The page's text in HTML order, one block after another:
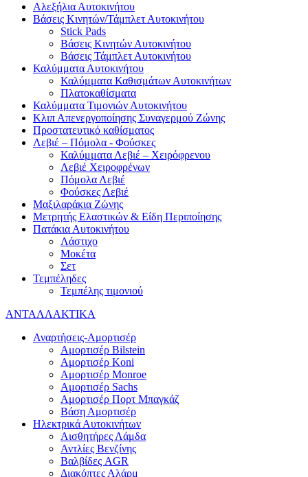
Αλεξήλια Αυτοκινήτου
Βάσεις Κινητών/Τάμπλετ Αυτοκινήτου
Stick Pads
Βάσεις Κινητών Αυτοκινήτου
Βάσεις Τάμπλετ Αυτοκινήτου
Καλύμματα Αυτοκινήτου
Καλύμματα Καθισμάτων Αυτοκινήτων
Πλατοκαθίσματα
Καλύμματα Τιμονιών Αυτοκινήτου
Κλιπ Απενεργοποίησης Συναγερμού Ζώνης
Προστατευτικό καθίσματος
Λεβιέ – Πόμολα - Φούσκες
Καλύμματα Λεβιέ – Χειρόφρενου
Λεβιέ Χειροφρένων
Πόμολα Λεβιέ
Φούσκες Λεβιέ
Μαξιλαράκια Ζώνης
Μετρητής Ελαστικών & Είδη Περιποίησης
Πατάκια Αυτοκινήτου
Λάστιχο
Μοκέτα
Σετ
Τεμπέληδες
Τεμπέλης τιμονιού
ΑΝΤΑΛΛΑΚΤΙΚΑ
Αναρτήσεις-Αμορτισέρ
Αμορτισέρ Bilstein
Αμορτισέρ Koni
Αμορτισέρ Monroe
Αμορτισέρ Sachs
Αμορτισέρ Πορτ Μπαγκάζ
Βάση Αμορτισέρ
Ηλεκτρικά Αυτοκινήτων
Αισθητήρες Λάμδα
Αντλίες Βενζίνης
Βαλβίδες AGR
Διακόπτες Αλάρμ